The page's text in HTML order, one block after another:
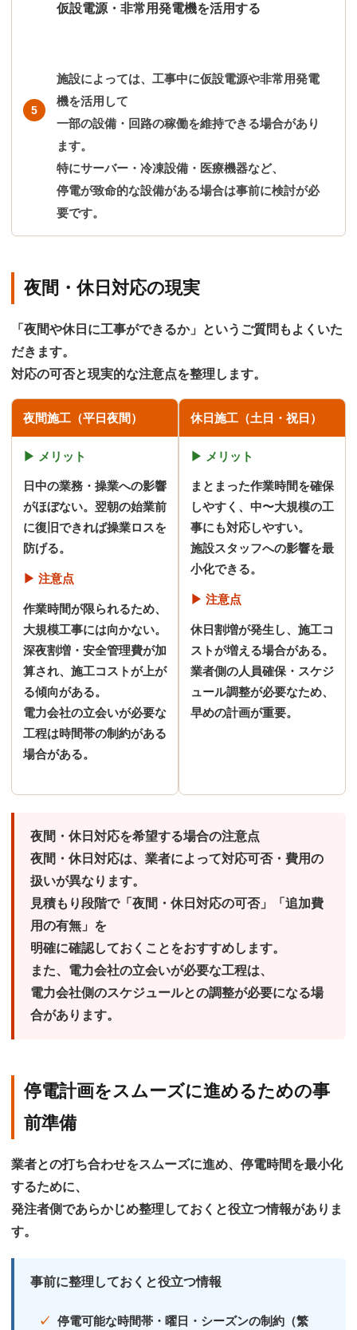
仮設電源・非常用発電機を活用する
施設によっては、工事中に仮設電源や非常用発電
機を活用して
一部の設備・回路の稼働を維持できる場合があり
ます。
特にサーバー・冷凍設備・医療機器など、
停電が致命的な設備がある場合は事前に検討が必
要です。
夜間・休日対応の現実
「夜間や休日に工事ができるか」というご質問もよくいた
だきます。
対応の可否と現実的な注意点を整理します。
夜間施工（平日夜間）
▶ メリット
日中の業務・操業への影響
がほぼない。翌朝の始業前
に復旧できれば操業ロスを
防げる。
▶ 注意点
作業時間が限られるため、
大規模工事には向かない。
深夜割増・安全管理費が加
算され、施工コストが上が
る傾向がある。
電力会社の立会いが必要な
工程は時間帯の制約がある
場合がある。
休日施工（土日・祝日）
▶ メリット
まとまった作業時間を確保
しやすく、中〜大規模の工
事にも対応しやすい。
施設スタッフへの影響を最
小化できる。
▶ 注意点
休日割増が発生し、施工コ
ストが増える場合がある。
業者側の人員確保・スケジ
ュール調整が必要なため、
早めの計画が重要。
夜間・休日対応を希望する場合の注意点
夜間・休日対応は、業者によって対応可否・費用の
扱いが異なります。
見積もり段階で「夜間・休日対応の可否」「追加費
用の有無」を
明確に確認しておくことをおすすめします。
また、電力会社の立会いが必要な工程は、
電力会社側のスケジュールとの調整が必要になる場
合があります。
停電計画をスムーズに進めるための事
前準備
業者との打ち合わせをスムーズに進め、停電時間を最小化
するために、
発注者側であらかじめ整理しておくと役立つ情報がありま
す。
事前に整理しておくと役立つ情報
停電可能な時間帯・曜日・シーズンの制約（繁